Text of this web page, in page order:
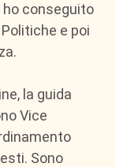
ho conseguito
e poi
la guida
Vice
Sono